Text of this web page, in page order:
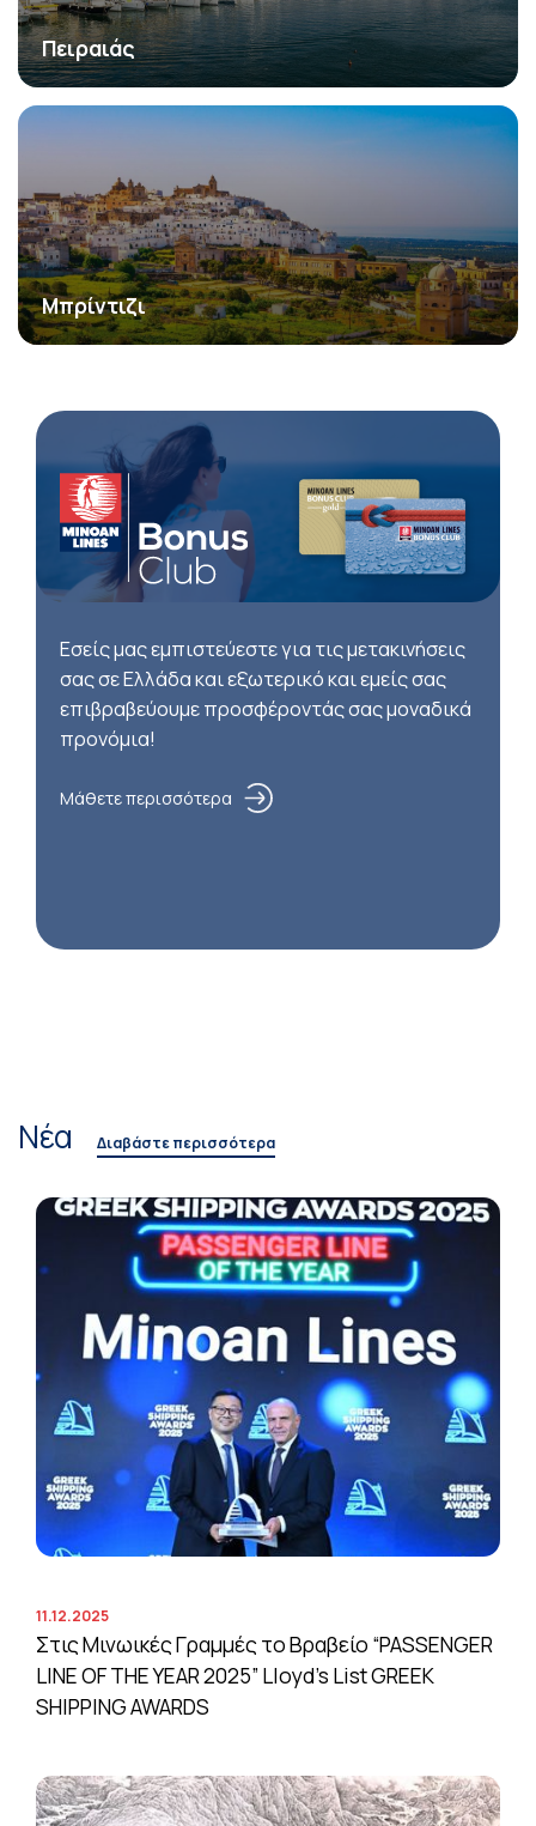
Πειραιάς
Μπρίντιζι
Εσείς μας εμπιστεύεστε για τις μετακινήσεις
σας σε Ελλάδα και εξωτερικό και εμείς σας
επιβραβεύουμε προσφέροντάς σας μοναδικά
προνόμια!
Μάθετε περισσότερα
Νέα Διαβάστε περισσότερα
11.12.2025
Στις Μινωικές Γραμμές το Βραβείο “PASSENGER
LINE OF THE YEAR 2025” Lloyd’s List GREEK
SHIPPING AWARDS